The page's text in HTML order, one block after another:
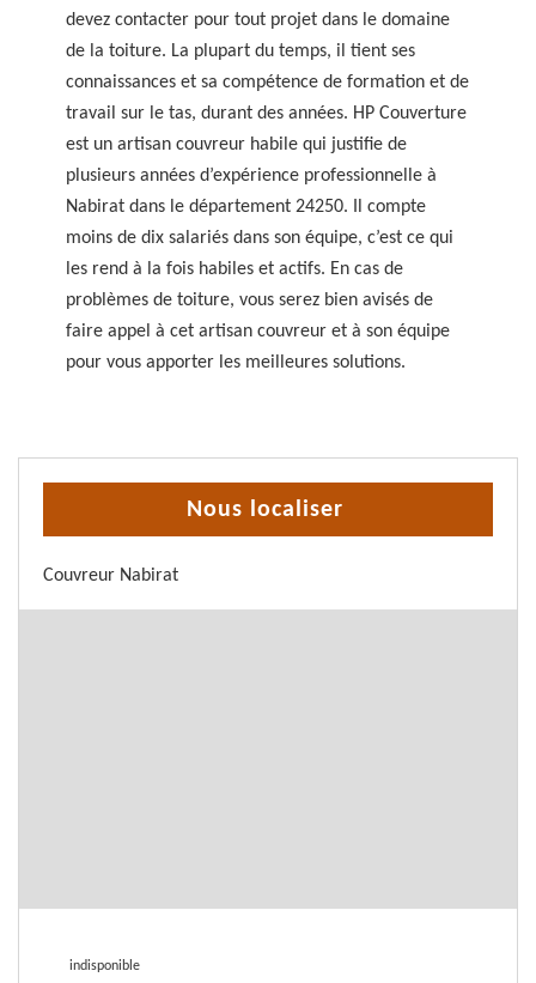
devez contacter pour tout projet dans le domaine
de la toiture. La plupart du temps, il tient ses
connaissances et sa compétence de formation et de
travail sur le tas, durant des années. HP Couverture
est un artisan couvreur habile qui justifie de
plusieurs années d’expérience professionnelle à
Nabirat dans le département 24250. Il compte
moins de dix salariés dans son équipe, c’est ce qui
les rend à la fois habiles et actifs. En cas de
problèmes de toiture, vous serez bien avisés de
faire appel à cet artisan couvreur et à son équipe
pour vous apporter les meilleures solutions.
Nous localiser
Couvreur Nabirat
indisponible